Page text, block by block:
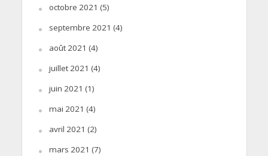
octobre 2021 (5)
septembre 2021 (4)
août 2021 (4)
juillet 2021 (4)
juin 2021 (1)
mai 2021 (4)
avril 2021 (2)
mars 2021 (7)